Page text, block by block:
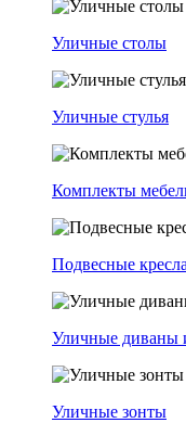
Уличные столы
Уличные стулья
Комплекты
Подвесные кресла
Уличные диваны
Уличные зонты